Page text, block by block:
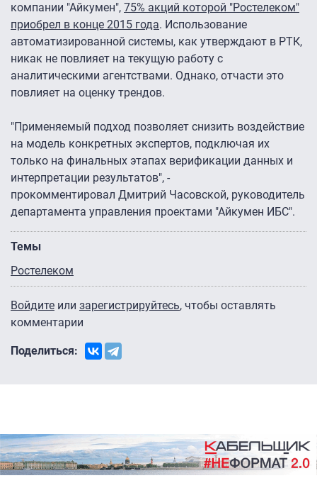
компании "Айкумен", 75% акций которой "Ростелеком"
приобрел в конце 2015 года. Использование
автоматизированной системы, как утверждают в РТК,
никак не повлияет на текущую работу с
аналитическими агентствами. Однако, отчасти это
повлияет на оценку трендов.
"Применяемый подход позволяет снизить воздействие
на модель конкретных экспертов, подключая их
только на финальных этапах верификации данных и
интерпретации результатов", -
прокомментировал Дмитрий Часовской, руководитель
департамента управления проектами "Айкумен ИБС".
Темы
Ростелеком
Войдите или зарегистрируйтесь, чтобы оставлять
комментарии
Поделиться: